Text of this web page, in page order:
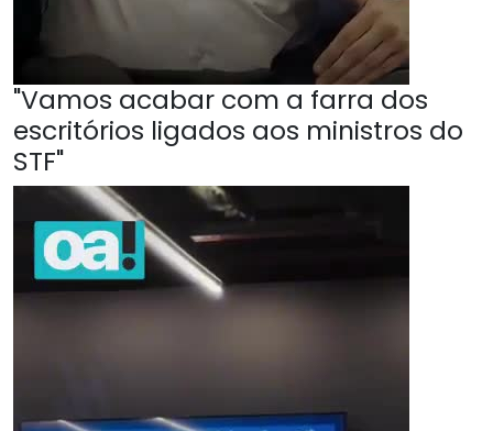
"Vamos acabar com a farra dos
escritórios ligados aos ministros do
STF"